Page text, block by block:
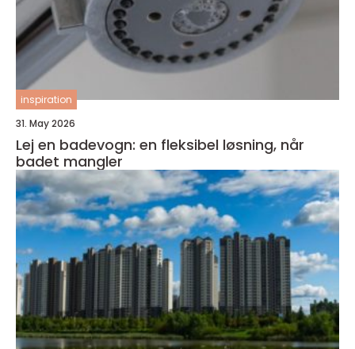
inspiration
31. May 2026
Lej en badevogn: en fleksibel løsning, når
badet mangler